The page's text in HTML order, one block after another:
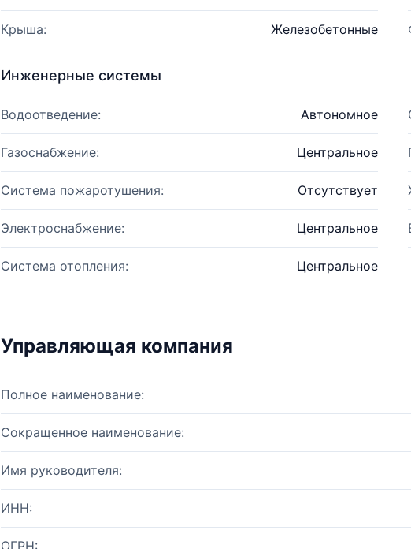
Крыша: Железобетонные
Инженерные системы
Водоотведение: Автономное
Газоснабжение: Центральное
Система пожаротушения: Отсутствует
Электроснабжение: Центральное
Система отопления: Центральное
Управляющая компания
Полное наименование:
Сокращенное наименование:
Имя руководителя:
ИНН:
ОГРН: